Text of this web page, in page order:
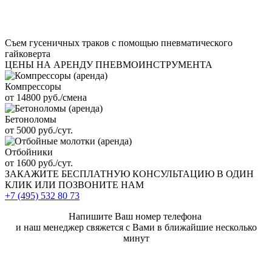
Съем гусеничных траков с помощью пневматического
гайковерта
ЦЕНЫ НА АРЕНДУ ПНЕВМОИНСТРУМЕНТА
Компрессоры
от 14800 руб./смена
Бетоноломы
от 5000 руб./сут.
Отбойники
от 1600 руб./сут.
ЗАКАЖИТЕ БЕСПЛАТНУЮ КОНСУЛЬТАЦИЮ В ОДИН
КЛИК ИЛИ ПОЗВОНИТЕ НАМ
+7 (495) 532 80 73
Напишите Ваш номер телефона
и наш менеджер свяжется с Вами в ближайшие несколько
минут